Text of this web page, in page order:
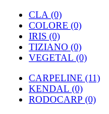
CLA (0)
COLORE (0)
IRIS (0)
TIZIANO (0)
VEGETAL (0)
CARPELINE (11)
KENDAL (0)
RODOCARP (0)